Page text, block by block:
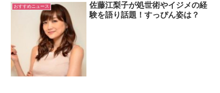
おすすめニュース
佐藤江梨子が処世術やイジメの経
験を語り話題！すっぴん姿は？